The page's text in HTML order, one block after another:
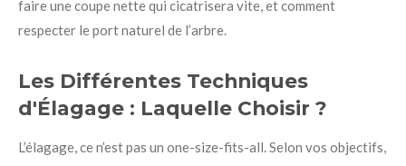
faire une coupe nette qui cicatrisera vite, et comment
respecter le port naturel de l’arbre.
Les Différentes Techniques
d'Élagage : Laquelle Choisir ?
L’élagage, ce n’est pas un one-size-fits-all. Selon vos objectifs,